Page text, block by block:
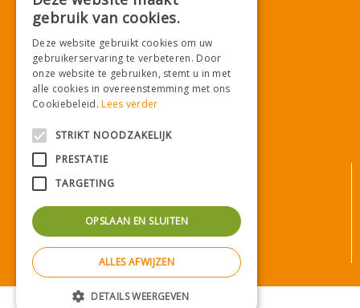
Download onze App!
Betaalinformatie
Privacy policy
Green Solutions|Tuincentrum Overzicht
gebruik van cookies.
Deze website gebruikt cookies om uw
gebruikerservaring te verbeteren. Door
onze website te gebruiken, stemt u in met
alle cookies in overeenstemming met ons
Cookiebeleid.Lees verder
STRIKT NOODZAKELIJK
PRESTATIE
TARGETING
OPSLAAN EN SLUITEN
ALLES AFWIJZEN
DETAILS WEERGEVEN